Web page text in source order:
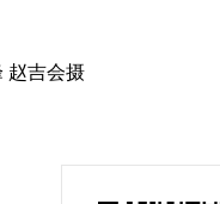
赵吉会摄